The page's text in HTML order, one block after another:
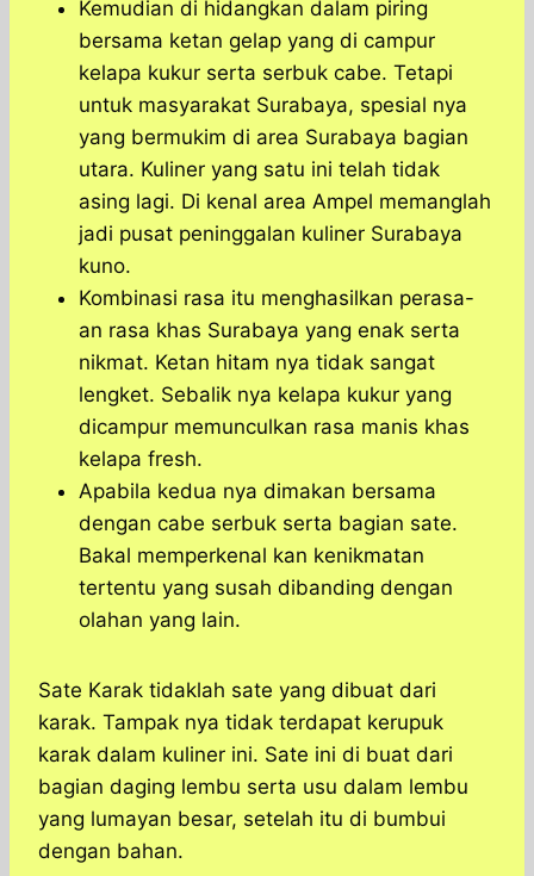
Kemudian di hidangkan dalam piring
bersama ketan gelap yang di campur
kelapa kukur serta serbuk cabe. Tetapi
untuk masyarakat Surabaya, spesial nya
yang bermukim di area Surabaya bagian
utara. Kuliner yang satu ini telah tidak
asing lagi. Di kenal area Ampel memanglah
jadi pusat peninggalan kuliner Surabaya
kuno.
Kombinasi rasa itu menghasilkan perasa-
an rasa khas Surabaya yang enak serta
nikmat. Ketan hitam nya tidak sangat
lengket. Sebalik nya kelapa kukur yang
dicampur memunculkan rasa manis khas
kelapa fresh.
Apabila kedua nya dimakan bersama
dengan cabe serbuk serta bagian sate.
Bakal memperkenal kan kenikmatan
tertentu yang susah dibanding dengan
olahan yang lain.
Sate Karak tidaklah sate yang dibuat dari
karak. Tampak nya tidak terdapat kerupuk
karak dalam kuliner ini. Sate ini di buat dari
bagian daging lembu serta usu dalam lembu
yang lumayan besar, setelah itu di bumbui
dengan bahan.